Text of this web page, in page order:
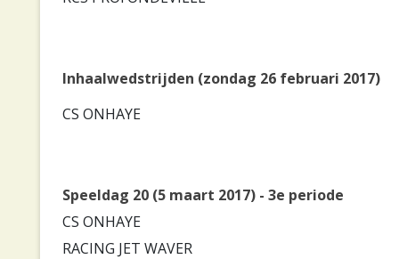
Inhaalwedstrijden (zondag 26 februari 2017)
CS ONHAYE
Speeldag 20 (5 maart 2017) - 3e periode
CS ONHAYE
RACING JET WAVER